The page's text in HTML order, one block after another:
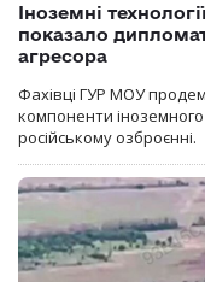
Іноземні
показало
агресора
Фахівці ГУР МОУ
компоненти
російському озброєнні.